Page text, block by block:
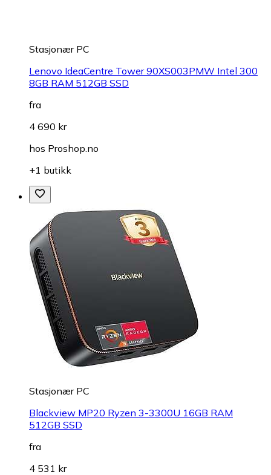
Stasjonær PC
Lenovo IdeaCentre Tower 90XS003PMW Intel 300
8GB RAM 512GB SSD
fra
4 690 kr
hos Proshop.no
+1 butikk
Stasjonær PC
Blackview MP20 Ryzen 3-3300U 16GB RAM
512GB SSD
fra
4 531 kr